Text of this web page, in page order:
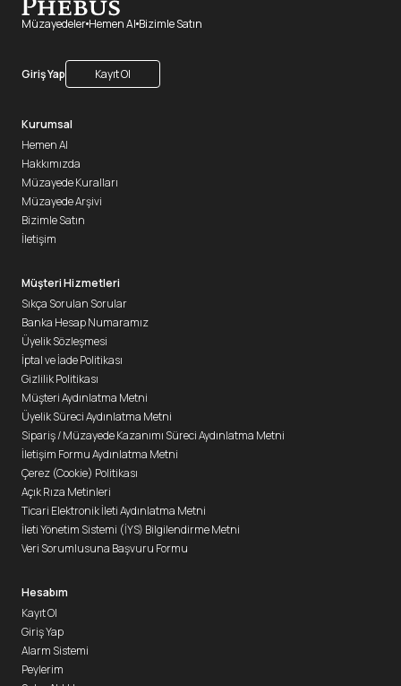
Müzayedeler Hemen Al Bizimle Satın
Giriş Yap Kayıt Ol
Kurumsal
Hemen Al
Hakkımızda
Müzayede Kuralları
Müzayede Arşivi
Bizimle Satın
İletişim
Müşteri Hizmetleri
Sıkça Sorulan Sorular
Banka Hesap Numaramız
Üyelik Sözleşmesi
İptal ve İade Politikası
Gizlilik Politikası
Müşteri Aydınlatma Metni
Üyelik Süreci Aydınlatma Metni
Sipariş / Müzayede Kazanımı Süreci Aydınlatma Metni
İletişim Formu Aydınlatma Metni
Çerez (Cookie) Politikası
Açık Rıza Metinleri
Ticari Elektronik İleti Aydınlatma Metni
İleti Yönetim Sistemi (İYS) Bilgilendirme Metni
Veri Sorumlusuna Başvuru Formu
Hesabım
Kayıt Ol
Giriş Yap
Alarm Sistemi
Peylerim